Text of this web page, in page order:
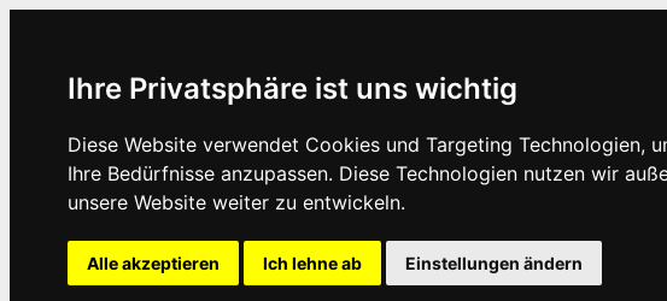
Ihre Privatsphäre ist uns wichtig
Diese Website verwendet Cookies und Targeting Technologien,
Ihre Bedürfnisse anzupassen. Diese Technologien nutzen wir
unsere Website weiter zu entwickeln.
Alle akzeptieren Ich lehne ab Einstellungen ändern